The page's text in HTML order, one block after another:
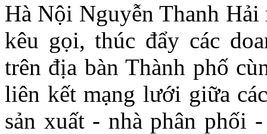
Hà Nội Nguyễn Thanh Hải
kêu gọi, thúc đẩy các
trên địa bàn Thành phố
liên kết mạng lưới giữa
sản xuất - nhà phân phối